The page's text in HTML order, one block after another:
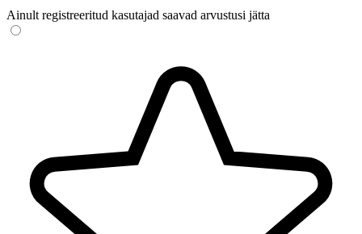
Ainult registreeritud kasutajad saavad arvustusi jätta